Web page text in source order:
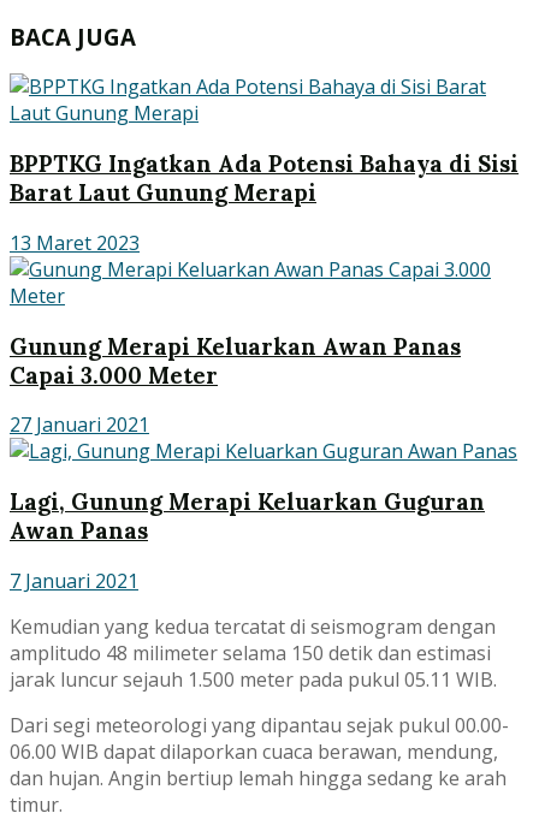
BACA JUGA
BPPTKG Ingatkan Ada Potensi Bahaya di Sisi
Barat Laut Gunung Merapi
13 Maret 2023
Gunung Merapi Keluarkan Awan Panas
Capai 3.000 Meter
27 Januari 2021
Lagi, Gunung Merapi Keluarkan Guguran
Awan Panas
7 Januari 2021
Kemudian yang kedua tercatat di seismogram dengan
amplitudo 48 milimeter selama 150 detik dan estimasi
jarak luncur sejauh 1.500 meter pada pukul 05.11 WIB.
Dari segi meteorologi yang dipantau sejak pukul 00.00-
06.00 WIB dapat dilaporkan cuaca berawan, mendung,
dan hujan. Angin bertiup lemah hingga sedang ke arah
timur.